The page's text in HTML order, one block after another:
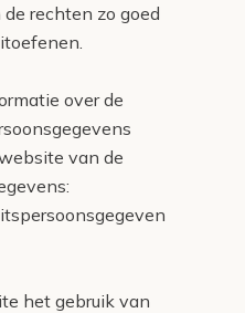
rechten zo goed
over de
van de
het gebruik van